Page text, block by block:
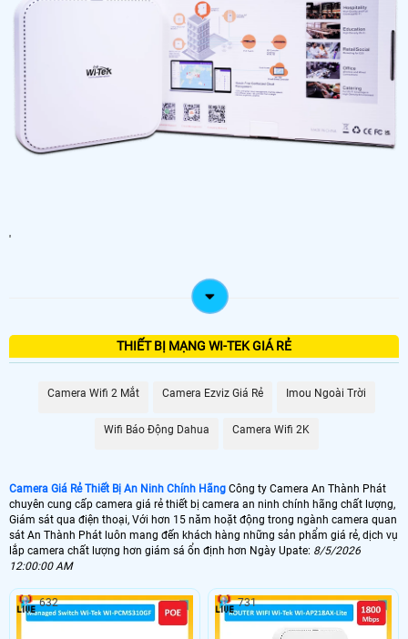
'
THIẾT BỊ MẠNG WI-TEK GIÁ RẺ
Camera Wifi 2 Mắt Camera Ezviz Giá Rẻ Imou Ngoài Trời
Wifi Báo Động Dahua Camera Wifi 2K
Camera Giá Rẻ Thiết Bị An Ninh Chính Hãng Công ty Camera An Thành Phát
chuyên cung cấp camera giá rẻ thiết bị camera an ninh chính hãng chất lượng,
Giám sát qua điện thoại, Với hơn 15 năm hoặt động trong ngành camera quan
sát An Thành Phát luôn mang đến khách hàng những sản phẩm giá rẻ, dịch vụ
lắp camera chất lượng hơn giám sá ổn định hơn Ngày Upate: 8/5/2026
12:00:00 AM
632 731